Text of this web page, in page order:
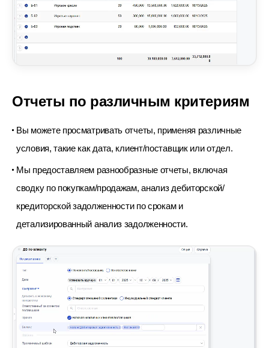
Отчеты по различным критериям
Вы можете просматривать отчеты, применяя различные
условия, такие как дата, клиент/поставщик или отдел.
Мы предоставляем разнообразные отчеты, включая
сводку по покупкам/продажам, анализ дебиторской/
кредиторскойзадолженности по срокам и
детализированный анализ задолженности.